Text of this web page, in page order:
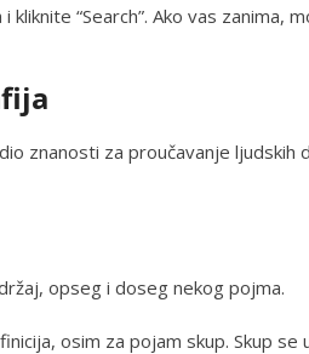
“Search”. Ako vas zanima,
znanosti za proučavanje ljudskih
opseg i doseg nekog pojma.
osim za pojam skup. Skup se